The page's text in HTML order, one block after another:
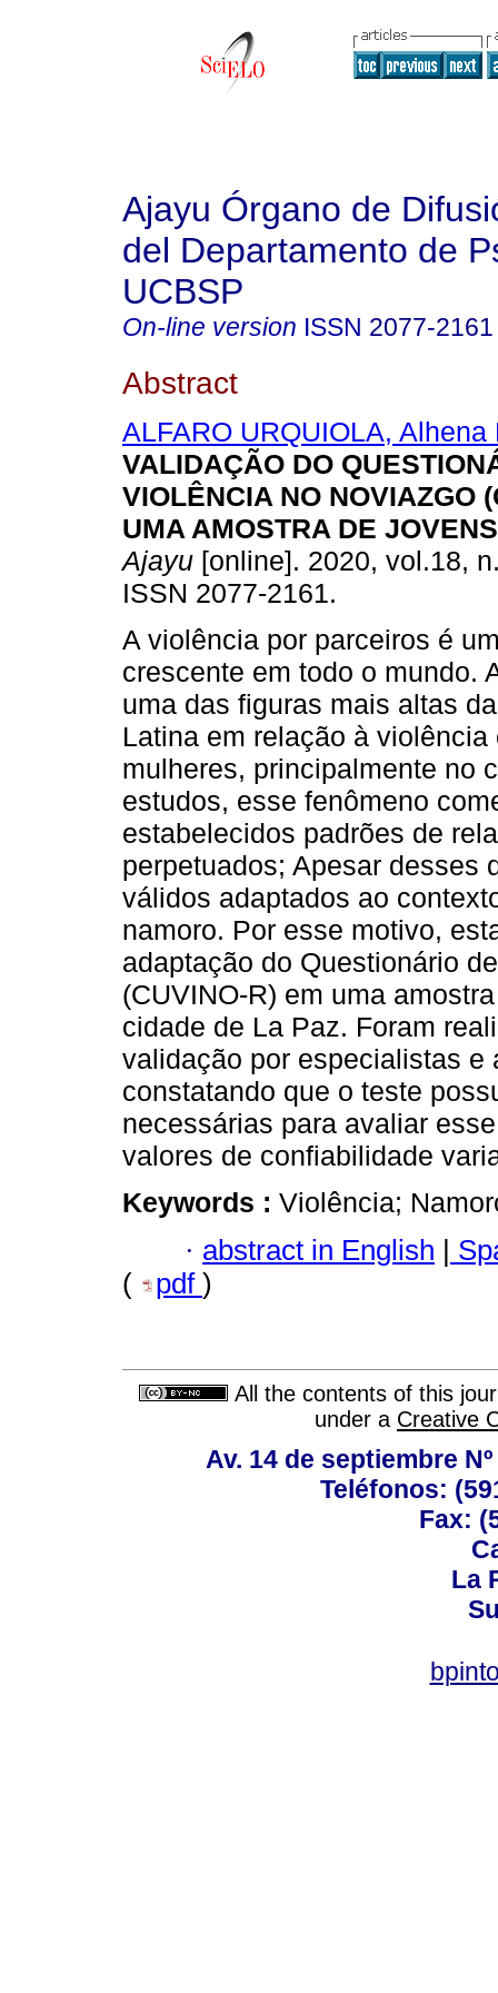
Ajayu Órgano de
del Departamento de
UCBSP
On-line version ISSN 2077-2161
Abstract
ALFARO URQUIOLA, Alhena
VALIDAÇÃO DO
VIOLÊNCIA NO NOVIAZGO
UMA AMOSTRA DE
Ajayu [online]. 2020, vol.18,
ISSN 2077-2161.
A violência por parceiros é
crescente em todo o mundo.
uma das figuras mais altas
Latina em relação à violência
mulheres, principalmente no
estudos, esse fenômeno
estabelecidos padrões de
perpetuados; Apesar desses
válidos adaptados ao
namoro. Por esse motivo,
adaptação do Questionário
(CUVINO-R) em uma
cidade de La Paz. Foram
validação por especialistas e
constatando que o teste
necessárias para avaliar
valores de confiabilidade
Keywords : Violência;
· abstract in English |
(
pdf )
All the contents of this
under a Creative
Av. 14 de septiembre
Teléfonos:
Fax:
La